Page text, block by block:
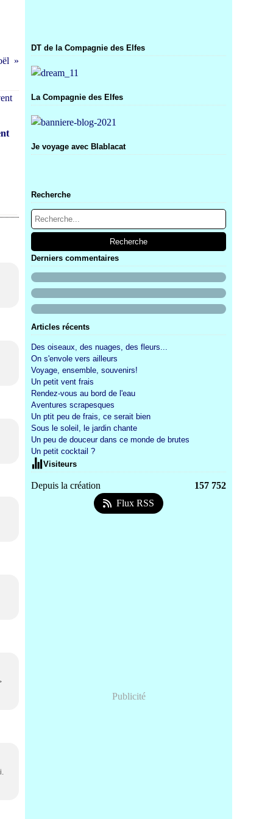
DT de la Compagnie des Elfes
La Compagnie des Elfes
Je voyage avec Blablacat
Recherche
Derniers commentaires
Articles récents
Des oiseaux, des nuages, des fleurs...
On s'envole vers ailleurs
Voyage, ensemble, souvenirs!
Un petit vent frais
Rendez-vous au bord de l'eau
Aventures scrapesques
Un ptit peu de frais, ce serait bien
Sous le soleil, le jardin chante
Un peu de douceur dans ce monde de brutes
Un petit cocktail ?
Visiteurs
Depuis la création
157 752
Flux RSS
Publicité